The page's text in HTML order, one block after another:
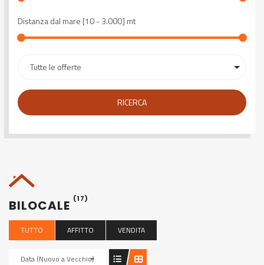
Distanza dal mare [10-3.000] mt
RICERCA
BILOCALE (17)
TUTTO AFFITTO VENDITA
Data (Nuovo a Vecchio)